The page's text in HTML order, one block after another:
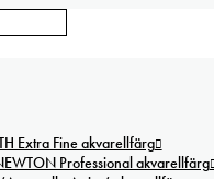
Extra Fine akvarellfärg
Professional akvarellfärg